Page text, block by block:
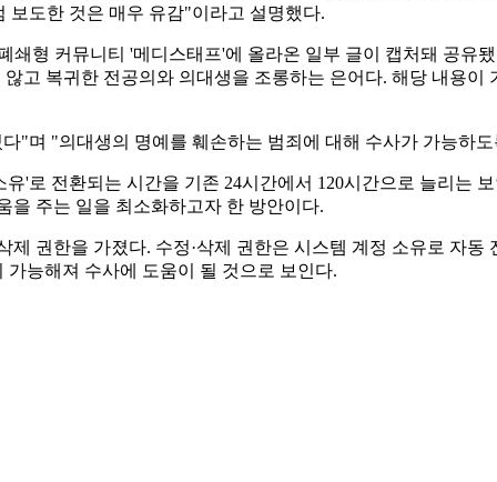
도한 것은 매우 유감"이라고 설명했다.
쇄형 커뮤니티 '메디스태프'에 올라온 일부 글이 캡처돼 공유
고 복귀한 전공의와 의대생을 조롱하는 은어다. 해당 내용
"며 "의대생의 명예를 훼손하는 범죄에 대해 수사가 가능하
'로 전환되는 시간을 기존 24시간에서 120시간으로 늘리는
을 주는 일을 최소화하고자 한 방안이다.
권한을 가졌다. 수정·삭제 권한은 시스템 계정 소유로 자
능해져 수사에 도움이 될 것으로 보인다.